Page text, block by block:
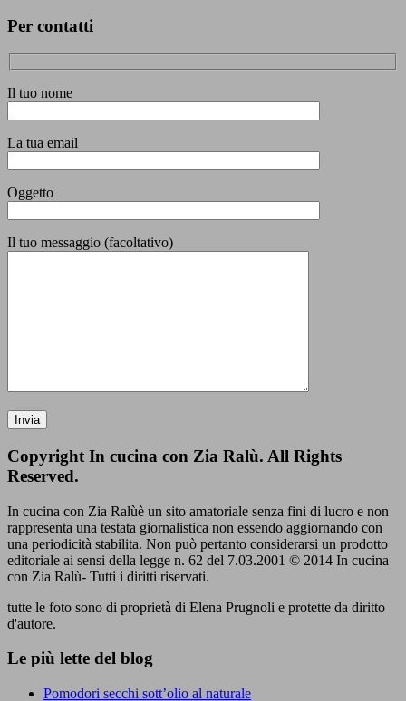
Per contatti
Il tuo nome
La tua email
Oggetto
Il tuo messaggio (facoltativo)
Copyright In cucina con Zia Ralù. All Rights
Reserved.
In cucina con Zia Ralùè un sito amatoriale senza fini di lucro e non
rappresenta una testata giornalistica non essendo aggiornando con
una periodicità stabilita. Non può pertanto considerarsi un prodotto
editoriale ai sensi della legge n. 62 del 7.03.2001 © 2014 In cucina
con Zia Ralù- Tutti i diritti riservati.
tutte le foto sono di proprietà di Elena Prugnoli e protette da diritto
d'autore.
Le più lette del blog
Pomodori secchi sott’olio al naturale